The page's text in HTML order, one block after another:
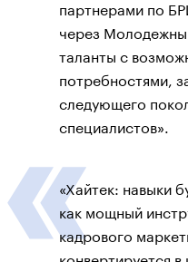
партнерами по
через
таланты с
потребностями,
следующего
специалистов».
«Хайтек: навыки
как мощный
кадрового